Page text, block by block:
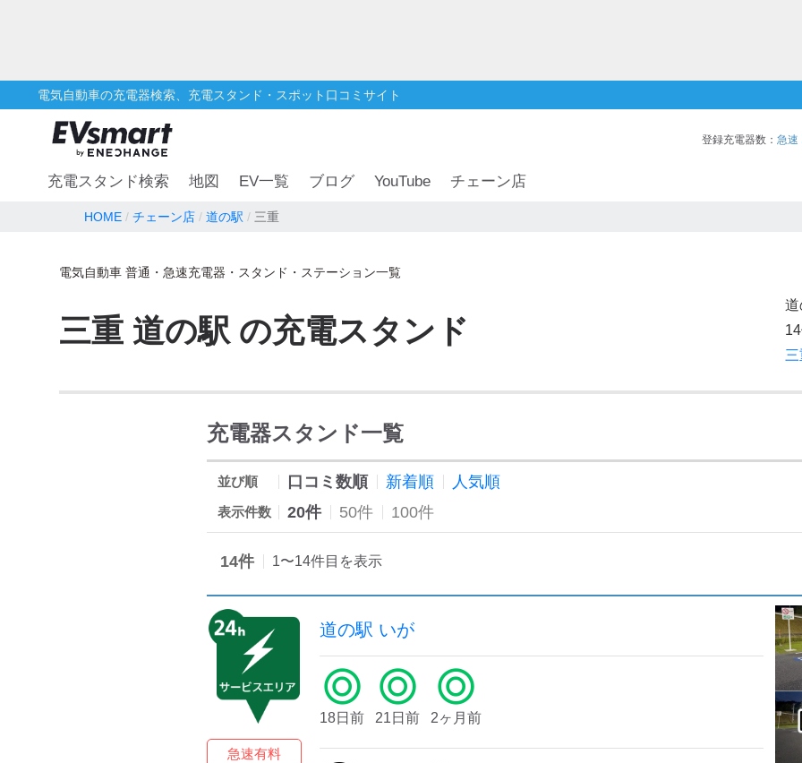
電気自動車の充電器検索、充電スタンド・スポット口コミサイト
登録充電器数： 急速
充電スタンド検索 地図 EV一覧 ブログ YouTube チェーン店
HOME チェーン店 道の駅 三重
電気自動車 普通・急速充電器・スタンド・ステーション一覧
三重 道の駅 の充電スタンド
道
14
充電器スタンド一覧
並び順 口コミ数順 新着順 人気順
表示件数 20件 50件 100件
14件 1〜14件目を表示
道の駅 いが
急速有料
18日前 21日前 2ヶ月前